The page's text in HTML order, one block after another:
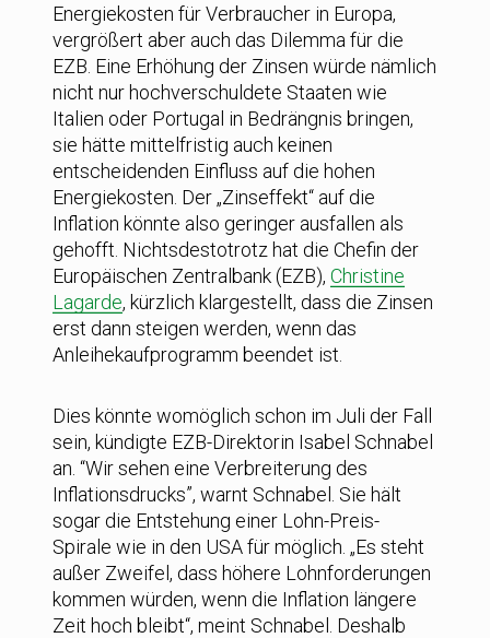
Energiekosten für Verbraucher in Europa,
vergrößert aber auch das Dilemma für die
EZB. Eine Erhöhung der Zinsen würde nämlich
nicht nur hochverschuldete Staaten wie
Italien oder Portugal in Bedrängnis bringen,
sie hätte mittelfristig auch keinen
entscheidenden Einfluss auf die hohen
Energiekosten. Der „Zinseffekt“ auf die
Inflation könnte also geringer ausfallen als
gehofft. Nichtsdestotrotz hat die Chefin der
Europäischen Zentralbank (EZB), Christine
Lagarde, kürzlich klargestellt, dass die Zinsen
erst dann steigen werden, wenn das
Anleihekaufprogramm beendet ist.
Dies könnte womöglich schon im Juli der Fall
sein, kündigte EZB-Direktorin Isabel Schnabel
an. “Wir sehen eine Verbreiterung des
Inflationsdrucks”, warnt Schnabel. Sie hält
sogar die Entstehung einer Lohn-Preis-
Spirale wie in den USA für möglich. „Es steht
außer Zweifel, dass höhere Lohnforderungen
kommen würden, wenn die Inflation längere
Zeit hoch bleibt“, meint Schnabel. Deshalb